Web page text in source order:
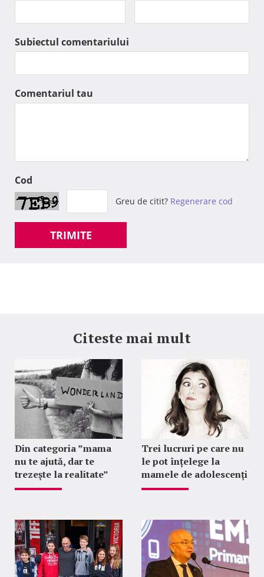
Subiectul comentariului
Comentariul tau
Cod
Greu de citit? Regenerare cod
TRIMITE
Citeste mai mult
Din categoria ”mama
nu te ajută, dar te
trezește la realitate”
Trei lucruri pe care nu
le pot înțelege la
mamele de adolescenți